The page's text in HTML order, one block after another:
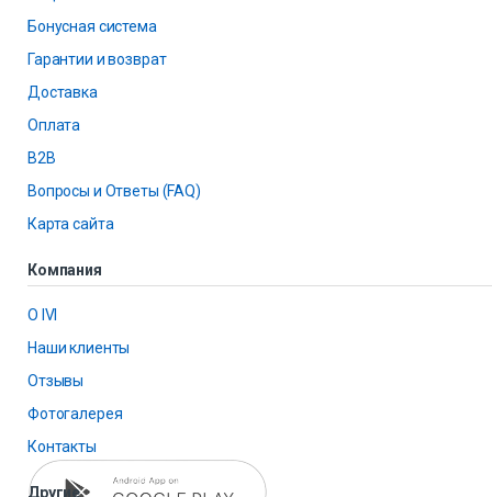
Бонусная система
Гарантии и возврат
Доставка
Оплата
B2B
Вопросы и Ответы (FAQ)
Карта сайта
Компания
О IVI
Наши клиенты
Отзывы
Фотогалерея
Контакты
Другие